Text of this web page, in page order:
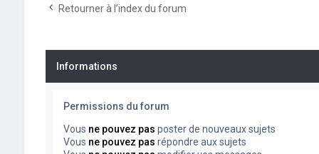
Retourner à l’index du forum
Informations
Permissions du forum
Vous ne pouvez pas poster de nouveaux sujets
Vous ne pouvez pas répondre aux sujets